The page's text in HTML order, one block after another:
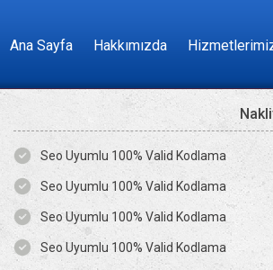
Ana Sayfa Hakkımızda
Seo Uyumlu 100% Valid Kodlama
Seo Uyumlu 100% Valid Kodlama
Seo Uyumlu 100% Valid Kodlama
Seo Uyumlu 100% Valid Kodlama